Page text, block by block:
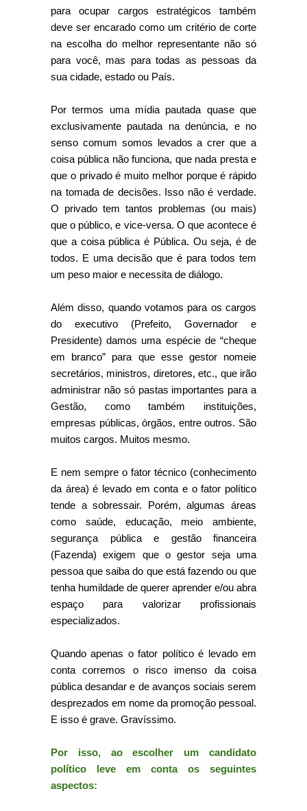
para ocupar cargos estratégicos também
deve ser encarado como um critério de corte
na escolha do melhor representante não só
para você, mas para todas as pessoas da
sua cidade, estado ou País.
Por termos uma mídia pautada quase que
exclusivamente pautada na denúncia, e no
senso comum somos levados a crer que a
coisa pública não funciona, que nada presta e
que o privado é muito melhor porque é rápido
na tomada de decisões. Isso não é verdade.
O privado tem tantos problemas (ou mais)
que o público, e vice-versa. O que acontece é
que a coisa pública é Pública. Ou seja, é de
todos. E uma decisão que é para todos tem
um peso maior e necessita de diálogo.
Além disso, quando votamos para os cargos
do executivo (Prefeito, Governador e
Presidente) damos uma espécie de “cheque
em branco” para que esse gestor nomeie
secretários, ministros, diretores, etc., que irão
administrar não só pastas importantes para a
Gestão, como também instituições,
empresas públicas, órgãos, entre outros. São
muitos cargos. Muitos mesmo.
E nem sempre o fator técnico (conhecimento
da área) é levado em conta e o fator político
tende a sobressair. Porém, algumas áreas
como saúde, educação, meio ambiente,
segurança pública e gestão financeira
(Fazenda) exigem que o gestor seja uma
pessoa que saiba do que está fazendo ou que
tenha humildade de querer aprender e/ou abra
espaço para valorizar profissionais
especializados.
Quando apenas o fator político é levado em
conta corremos o risco imenso da coisa
pública desandar e de avanços sociais serem
desprezados em nome da promoção pessoal.
E isso é grave. Gravíssimo.
Por isso, ao escolher um candidato
político leve em conta os seguintes
aspectos: